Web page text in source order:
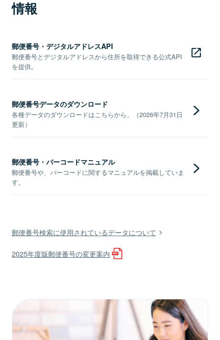
情報
郵便番号・デジタルアドレスAPI
郵便番号とデジタルアドレスから住所を取得できる公式API
を提供。
郵便番号データのダウンロード
各種データのダウンロードはこちらから。（2026年7月31日
更新）
郵便番号・バーコードマニュアル
郵便番号や、バーコードに関するマニュアルを掲載していま
す。
郵便番号検索に使用されているデータについて
2025年度版郵便番号の変更案内